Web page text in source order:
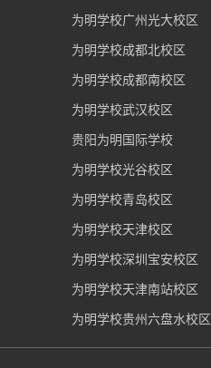
为明学校广州光大校区
为明学校成都北校区
为明学校成都南校区
为明学校武汉校区
贵阳为明国际学校
为明学校光谷校区
为明学校青岛校区
为明学校天津校区
为明学校深圳宝安校区
为明学校天津南站校区
为明学校贵州六盘水校区